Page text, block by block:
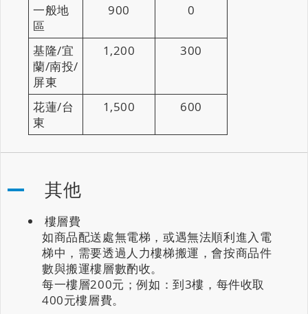
一般地
區
900 0
基隆/宜
蘭/南投/
屏東
1,200 300
花蓮/台
東
1,500 600
其他
樓層費
如商品配送處無電梯，或遇無法順利進入電
梯中，需要透過人力樓梯搬運，會按商品件
數與搬運樓層數酌收。
每一樓層200元；例如：到3樓，每件收取
400元樓層費。